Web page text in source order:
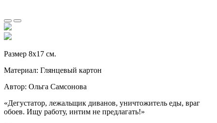
Размер 8х17 см.
Материал: Глянцевый картон
Автор: Ольга Самсонова
«Дегустатор, лежальщик диванов, уничтожитель еды, враг
обоев. Ищу работу, интим не предлагать!»